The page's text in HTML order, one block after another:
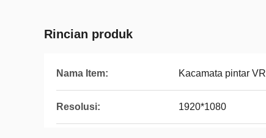
Rincian produk
Nama Item: Kacamata pintar VR
Resolusi: 1920*1080